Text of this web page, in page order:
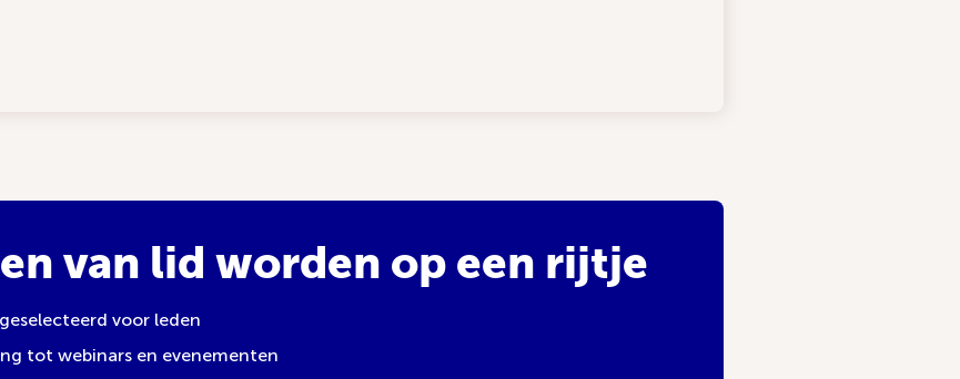
van lid worden op een rijtje
voor leden
tot webinars en evenementen